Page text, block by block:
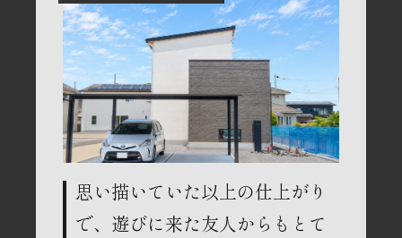
思い描いていた以上の仕上がり
で、遊びに来た友人からもとて